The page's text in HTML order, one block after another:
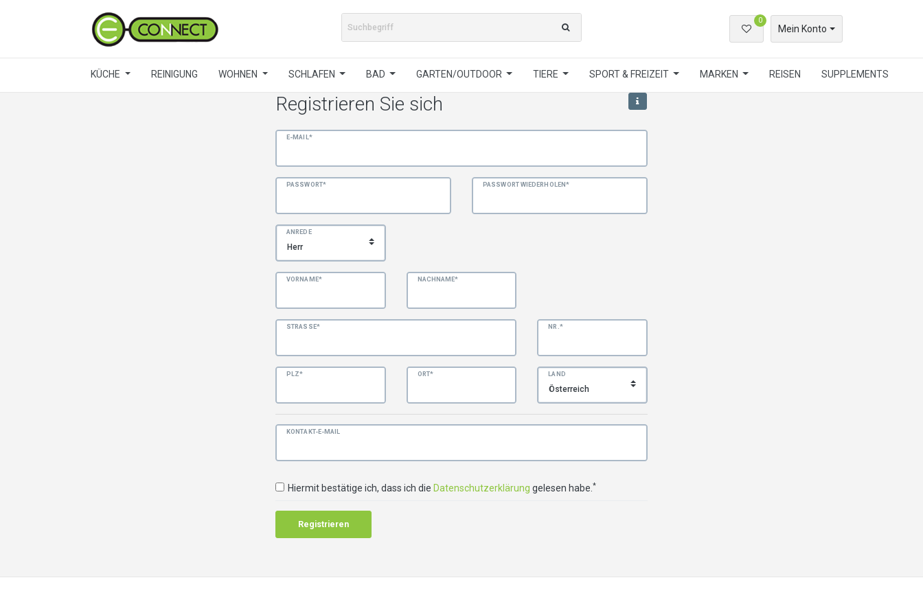
0
Mein Konto
KÜCHE REINIGUNG WOHNEN SCHLAFEN BAD GARTEN/OUTDOOR TIERE SPORT & FREIZEIT MARKEN REISEN SUPPLEMENTS
Registrieren Sie sich
E-MAIL*
PASSWORT* PASSWORT WIEDERHOLEN*
ANREDE
VORNAME* NACHNAME*
STRASSE* NR.*
PLZ* ORT* LAND
KONTAKT-E-MAIL
Hiermit bestätige ich, dass ich die Daten­schutz­erklärung gelesen habe. *
Registrieren